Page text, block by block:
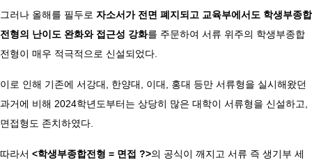
그러나 올해를 필두로 자소서가 전면 폐지되고 교육부에서도 학생부종합
전형의 난이도 완화와 접근성 강화를 주문하여 서류 위주의 학생부종합
전형이 매우 적극적으로 신설되었다.
이로 인해 기존에 서강대, 한양대, 이대, 홍대 등만 서류형을 실시해왔던
과거에 비해 2024학년도부터는 상당히 많은 대학이 서류형을 신설하고,
면접형도 존치하였다.
​따라서 <학생부종합전형 = 면접 ?>의 공식이 깨지고 서류 즉 생기부 세